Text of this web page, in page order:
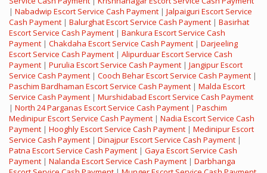
| Nabadwip Escort Service Cash Payment | Jalpaiguri Escort Service
Cash Payment | Balurghat Escort Service Cash Payment | Basirhat
Escort Service Cash Payment | Bankura Escort Service Cash
Payment | Chakdaha Escort Service Cash Payment | Darjeeling
Escort Service Cash Payment | Alipurduar Escort Service Cash
Payment | Purulia Escort Service Cash Payment | Jangipur Escort
Service Cash Payment | Cooch Behar Escort Service Cash Payment |
Paschim Bardhaman Escort Service Cash Payment | Malda Escort
Service Cash Payment | Murshidabad Escort Service Cash Payment
| North 24 Parganas Escort Service Cash Payment | Paschim
Medinipur Escort Service Cash Payment | Nadia Escort Service Cash
Payment | Hooghly Escort Service Cash Payment | Medinipur Escort
Service Cash Payment | Dinajpur Escort Service Cash Payment |
Patna Escort Service Cash Payment | Gaya Escort Service Cash
Payment | Nalanda Escort Service Cash Payment | Darbhanga